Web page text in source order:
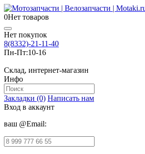
0Нет товаров
Нет покупок
8(8332)-21-11-40
Пн-Пт:10-16
Склад, интернет-магазин
Инфо
Закладки (0) Написать нам
Вход в аккаунт
ваш @Email: